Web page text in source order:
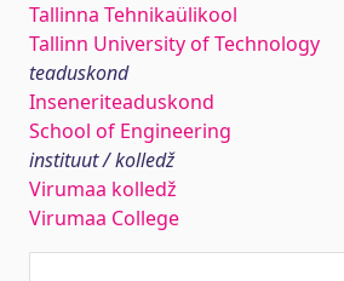
Tallinna Tehnikaülikool
Tallinn University of Technology
teaduskond
Inseneriteaduskond
School of Engineering
instituut / kolledž
Virumaa kolledž
Virumaa College